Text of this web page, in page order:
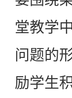
堂教学
问题的
励学生